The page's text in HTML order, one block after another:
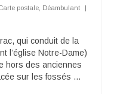
postale Déambulant
|
qui conduit de la
l’église Notre-Dame)
hors des anciennes
sur les fossés …